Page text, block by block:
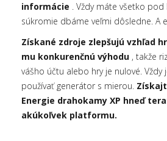
informácie . Vždy máte všetko
súkromie dbáme veľmi dôsledne. A
Získané zdroje zlepšujú vzhľad
mu konkurenčnú výhodu , takže
vášho účtu alebo hry je nulové. Vždy
používať generátor s mierou.
Energie drahokamy XP hneď
akúkoľvek platformu.